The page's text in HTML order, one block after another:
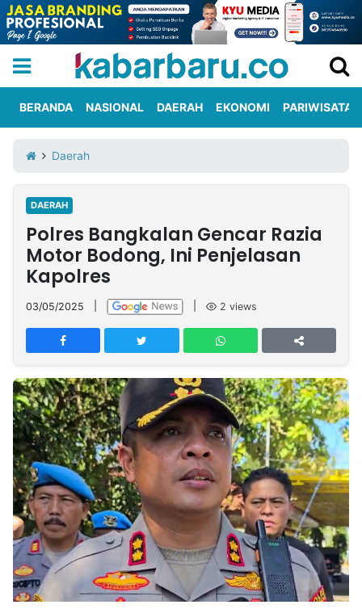
Iklan
Berita
Kami
Nasional
International
Olahraga
Entertainment
Daerah
Pariwisata
Kuliner
Kolom
Network
PT
TREETAN
INDONESIA
Partner
Insight
NTB
Suara
Time
Lens
IDN
Daily
Jogja
Jalan
Rakyat
Idealita
News
Kita
Notice
Dinamikapost.com
Radar
Baru
Seedbacklink
Follow
Kabarbaru
BERANDA NASIONAL DAERAH EKONOMI PARIWISATA
Daerah
DAERAH
Polres Bangkalan Gencar Razia
Motor Bodong, Ini Penjelasan
Kapolres
03/05/2025 2 views